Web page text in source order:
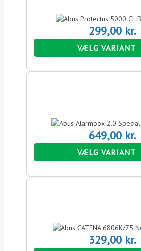
299,00 kr.
VÆLG VARIANT
649,00 kr.
VÆLG VARIANT
329,00 kr.